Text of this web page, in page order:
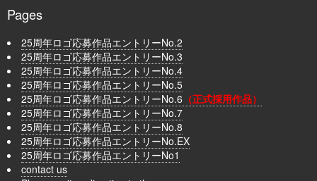
Pages
25周年ロゴ応募作品エントリーNo.2
25周年ロゴ応募作品エントリーNo.3
25周年ロゴ応募作品エントリーNo.4
25周年ロゴ応募作品エントリーNo.5
25周年ロゴ応募作品エントリーNo.6 （正式採用作品）
25周年ロゴ応募作品エントリーNo.7
25周年ロゴ応募作品エントリーNo.8
25周年ロゴ応募作品エントリーNo.EX
25周年ロゴ応募作品エントリーNo1
contact us